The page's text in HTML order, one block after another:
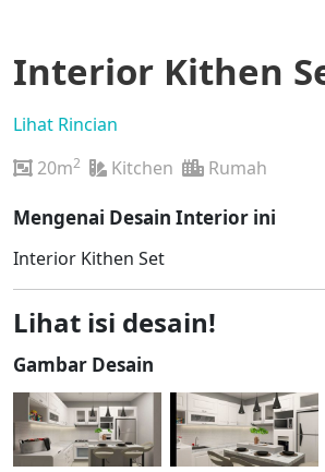
Interior Kithen
Lihat Rincian
20m2 Kitchen Rumah
Mengenai Desain Interior ini
Interior Kithen Set
Lihat isi desain!
Gambar Desain